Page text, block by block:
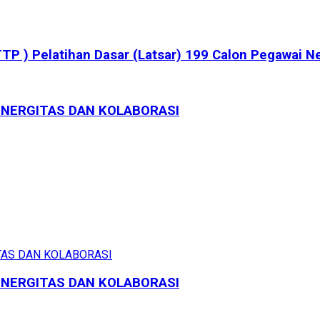
) Pelatihan Dasar (Latsar) 199 Calon Pegawai
DAN KOLABORASI
DAN KOLABORASI